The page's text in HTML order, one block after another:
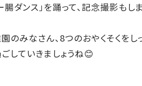
腸ダンス」を踊って、記念撮影も
のみなさん、8つのおやくそくをし
していきましょうね😊